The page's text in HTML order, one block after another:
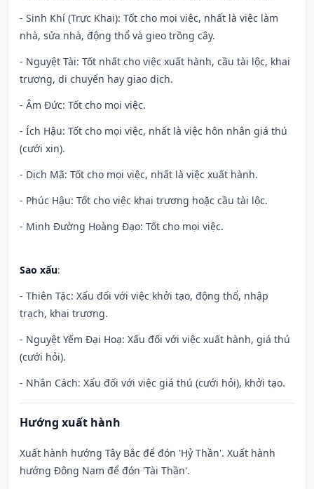
- Sinh Khí (Trực Khai): Tốt cho mọi việc, nhất là việc làm
nhà, sửa nhà, động thổ và gieo trồng cây.
- Nguyệt Tài: Tốt nhất cho việc xuất hành, cầu tài lộc, khai
trương, di chuyển hay giao dịch.
- Âm Đức: Tốt cho mọi việc.
- Ích Hậu: Tốt cho mọi việc, nhất là việc hôn nhân giá thú
(cưới xin).
- Dịch Mã: Tốt cho mọi việc, nhất là việc xuất hành.
- Phúc Hậu: Tốt cho việc khai trương hoặc cầu tài lộc.
- Minh Đường Hoàng Đạo: Tốt cho mọi việc.
Sao xấu:
- Thiên Tặc: Xấu đối với việc khởi tạo, động thổ, nhập
trạch, khai trương.
- Nguyệt Yếm Đại Hoạ: Xấu đối với việc xuất hành, giá thú
(cưới hỏi).
- Nhân Cách: Xấu đối với việc giá thú (cưới hỏi), khởi tạo.
Hướng xuất hành
Xuất hành hướng Tây Bắc để đón 'Hỷ Thần'. Xuất hành
hướng Đông Nam để đón 'Tài Thần'.